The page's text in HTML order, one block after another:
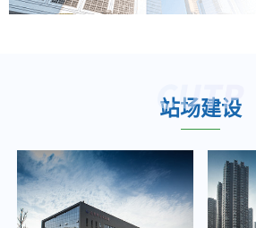
2025-02-24
站场建设